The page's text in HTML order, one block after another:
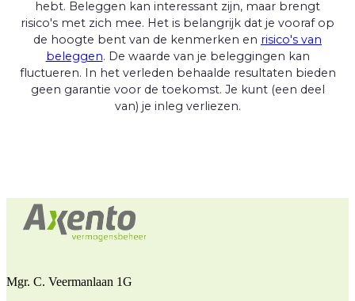
hebt. Beleggen kan interessant zijn, maar brengt
risico's met zich mee. Het is belangrijk dat je vooraf op
de hoogte bent van de kenmerken en risico's van
beleggen. De waarde van je beleggingen kan
fluctueren. In het verleden behaalde resultaten bieden
geen garantie voor de toekomst. Je kunt (een deel
van) je inleg verliezen.
Mgr. C. Veermanlaan 1G